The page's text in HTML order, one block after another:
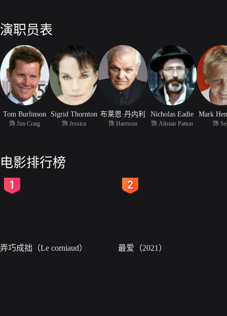
演职员表
Tom Burlinson
饰 Jim Craig
Sigrid Thornton
饰 Jessica
布莱恩·丹内利
饰 Harrison
Nicholas Eadie
饰 Alistair Patton
Mark
饰
电影排行榜
弄巧成拙（Le corniaud） 最爱（2021）